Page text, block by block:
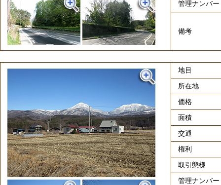
管理ナンバー
備考
地目
所在地
価格
面積
交通
権利
取引態様
管理ナンバー